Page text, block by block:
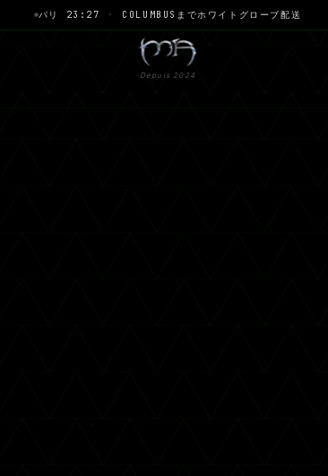
パリ 23:27 · COLUMBUSまでホワイトグローブ配送
Depuis 2024